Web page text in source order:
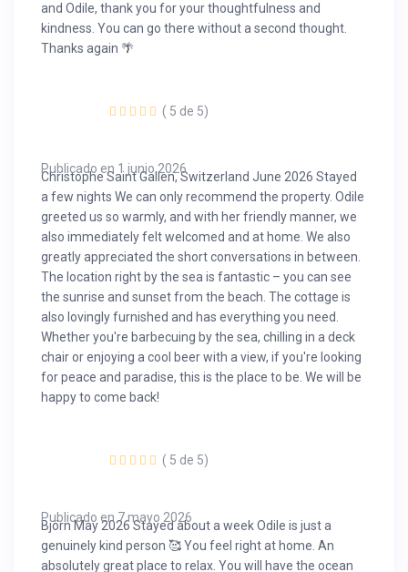
and Odile, thank you for your thoughtfulness and
kindness. You can go there without a second thought.
Thanks again 🌴
Publicado en 1 junio 2026
( 5 de 5)
Christophe Saint Gallen, Switzerland June 2026 Stayed
a few nights We can only recommend the property. Odile
greeted us so warmly, and with her friendly manner, we
also immediately felt welcomed and at home. We also
greatly appreciated the short conversations in between.
The location right by the sea is fantastic – you can see
the sunrise and sunset from the beach. The cottage is
also lovingly furnished and has everything you need.
Whether you're barbecuing by the sea, chilling in a deck
chair or enjoying a cool beer with a view, if you're looking
for peace and paradise, this is the place to be. We will be
happy to come back!
Publicado en 7 mayo 2026
( 5 de 5)
Björn May 2026 Stayed about a week Odile is just a
genuinely kind person 🥰 You feel right at home. An
absolutely great place to relax. You will have the ocean